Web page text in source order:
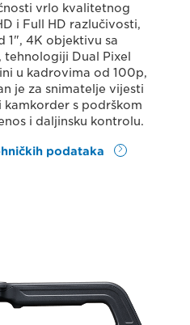
vrlo kvalitetnog
i Full HD razlučivosti,
1", 4K objektivu sa
tehnologiji Dual Pixel
u kadrovima od 100p,
je za snimatelje vijesti
kamkorder s podrškom
i daljinsku kontrolu.
podataka